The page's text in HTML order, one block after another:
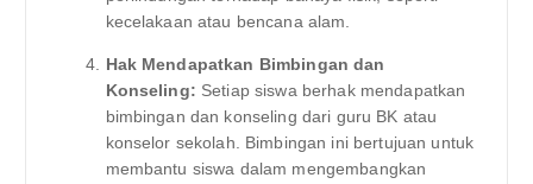
kecelakaan atau bencana alam.
Hak Mendapatkan Bimbingan dan
Konseling: Setiap siswa berhak mendapatkan
bimbingan dan konseling dari guru BK atau
konselor sekolah. Bimbingan ini bertujuan untuk
membantu siswa dalam mengembangkan